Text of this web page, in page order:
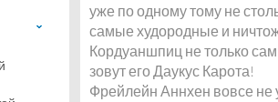
уже по одному тому не
самые худородные и
Кордуаншпиц не только
зовут его Даукус Карота!
Фрейлейн Аннхен вовсе не